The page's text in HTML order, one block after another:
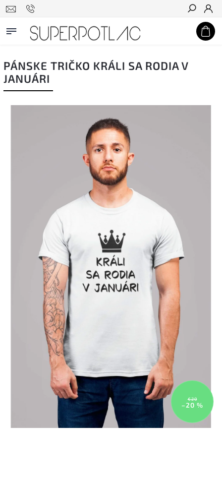
Hľadať
PÁNSKE TRIČKO KRÁLI SA RODIA V
JANUÁRI
€20
–20 %